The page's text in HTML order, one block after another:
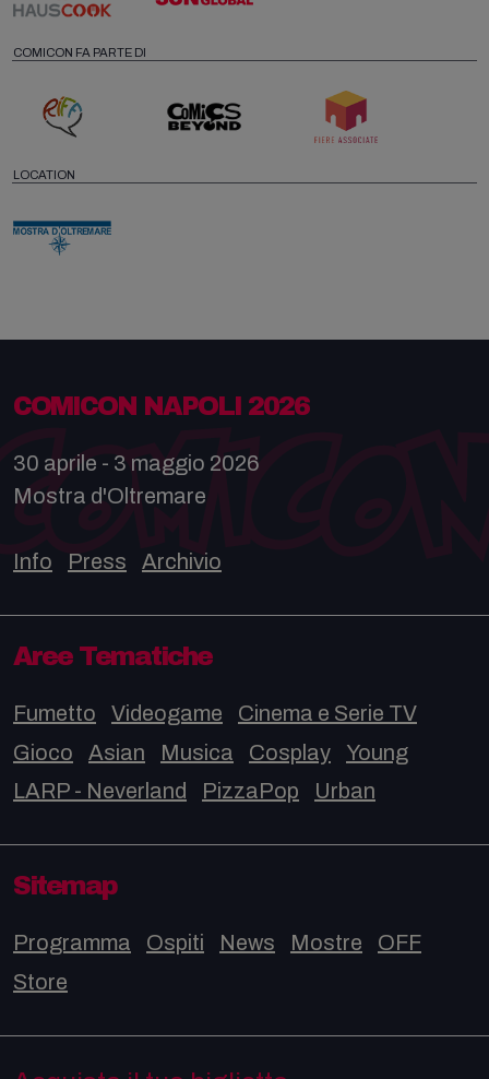
COMICON FA PARTE DI
LOCATION
COMICON NAPOLI 2026
30 aprile - 3 maggio 2026
Mostra d'Oltremare
Info Press Archivio
Aree Tematiche
Fumetto Videogame
Cinema e Serie TV
Gioco
Asian Musica Cosplay
Young
LARP - Neverland
PizzaPop Urban
Sitemap
Programma Ospiti News Mostre
OFF
Store